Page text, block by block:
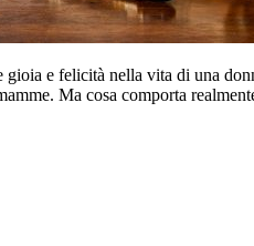
e felicità nella vita di una
Ma cosa comporta